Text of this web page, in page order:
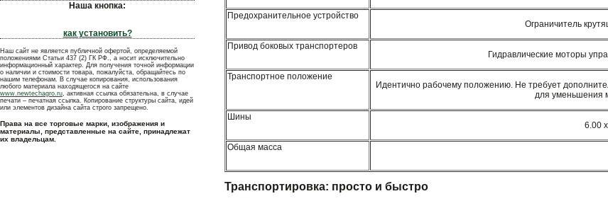
Наша кнопка:
как установить?
Наш сайт не является публичной офертой, определяемой
положениями Статьи 437 (2) ГК РФ., а носит исключительно
информационный характер. Для получения точной информации
о наличии и стоимости товара, пожалуйста, обращайтесь по
нашим телефонам. В случае копирования, использования
любого материала находящегося на сайте
www.newtechagro.ru, активная ссылка обязательна, в случае
печати – печатная ссылка. Копирование структуры сайта, идей
или элементов дизайна сайта строго запрещено.
Права на все торговые марки, изображения и
материалы, представленные на сайте, принадлежат
их владельцам.
Предохранительное устройство
Ограничитель
Привод боковых транспортеров
Гидравлические моторы
Транспортное положение
Идентично рабочему положению. Не требует
для уменьшения
Шины
6.00
Общая масса
Транспортировка: просто и быстро